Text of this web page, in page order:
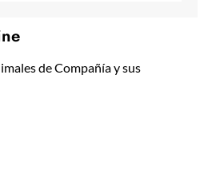
de Compañía y sus